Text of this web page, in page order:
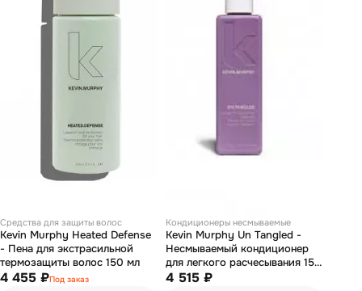
Средства для защиты волос
Kevin Murphy Heated Defense
- Пена для экстрасильной
термозащиты волос 150 мл
4 455 ₽Под заказ
Кондиционеры несмываемые
Kevin Murphy Un Tangled -
Несмываемый кондиционер
для легкого расчесывания 150
мл
4 515 ₽